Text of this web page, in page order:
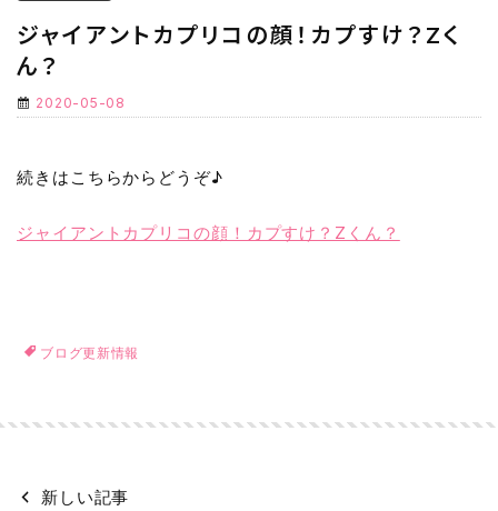
ジャイアントカプリコの顔！カプすけ？Zく
ん？
2020-05-08
続きはこちらからどうぞ♪
ジャイアントカプリコの顔！カプすけ？Zくん？
ブログ更新情報
新しい記事